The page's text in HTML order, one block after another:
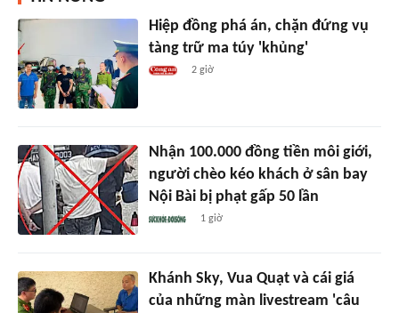
Hiệp đồng phá án, chặn đứng vụ
tàng trữ ma túy 'khủng'
2 giờ
Nhận 100.000 đồng tiền môi giới,
người chèo kéo khách ở sân bay
Nội Bài bị phạt gấp 50 lần
1 giờ
Khánh Sky, Vua Quạt và cái giá
của những màn livestream 'câu